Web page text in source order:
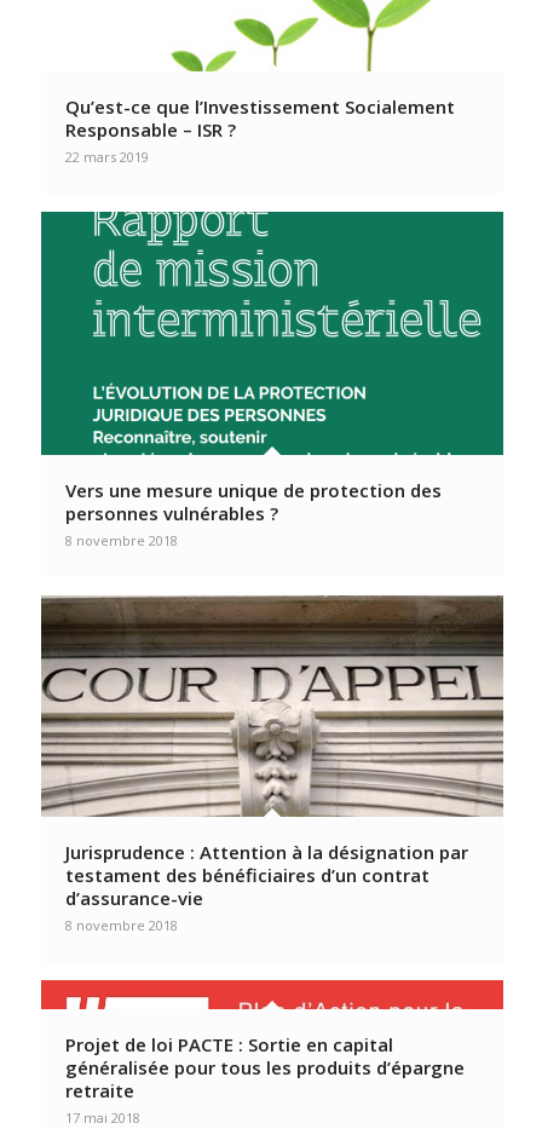
Qu’est-ce que l’Investissement Socialement
Responsable – ISR ?
22 mars 2019
Vers une mesure unique de protection des
personnes vulnérables ?
8 novembre 2018
Jurisprudence : Attention à la désignation par
testament des bénéficiaires d’un contrat
d’assurance-vie
8 novembre 2018
Projet de loi PACTE : Sortie en capital
généralisée pour tous les produits d’épargne
retraite
17 mai 2018